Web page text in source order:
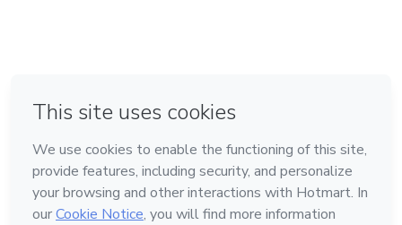
Feito com ❤ em Amsterdam
Conheça a Hotmart